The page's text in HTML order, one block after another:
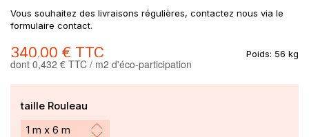
Vous souhaitez des livraisons régulières, contactez nous via le
formulaire contact.
340,00 € TTC Poids: 56 kg
dont 0,432 € TTC / m2 d'éco-participation
taille Rouleau